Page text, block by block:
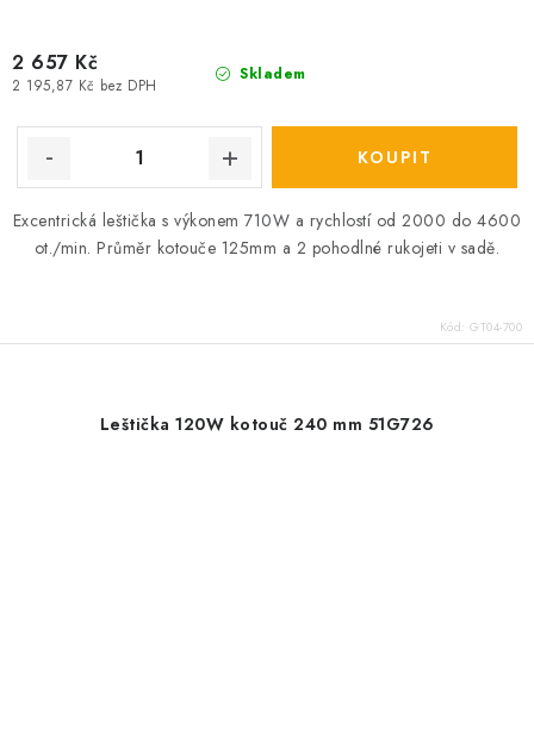
Skladem
2 195,87 Kč bez DPH
2 657 Kč
Excentrická leštička s výkonem 710W a rychlostí od 2000 do 4600
ot./min. Průměr kotouče 125mm a 2 pohodlné rukojeti v sadě.
Kód: GT04-700
Leštička 120W kotouč 240 mm 51G726